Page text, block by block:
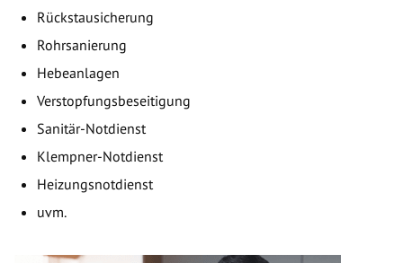
Rückstausicherung
Rohrsanierung
Hebeanlagen
Verstopfungsbeseitigung
Sanitär-Notdienst
Klempner-Notdienst
Heizungsnotdienst
uvm.